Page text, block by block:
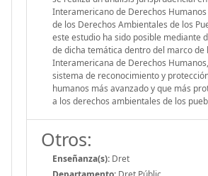
Interamericano de Derechos
de los Derechos Ambientales de los
este estudio ha sido posible mediante
de dicha temática dentro del marco de
Interamericana de Derechos
sistema de reconocimiento y
humanos más avanzado y que más
a los derechos ambientales de los
Otros:
Enseñanza(s): Dret